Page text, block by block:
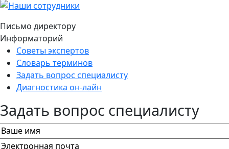
Письмо директору
Информаторий
Советы экспертов
Словарь терминов
Задать вопрос специалисту
Диагностика он-лайн
Задать вопрос специалисту